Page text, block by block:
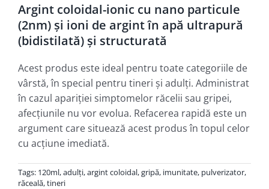
Argint coloidal-ionic cu nano particule
(2nm) şi ioni de argint în apă ultrapură
(bidistilată) şi structurată
Acest produs este ideal pentru toate categoriile de
vârstă, în special pentru tineri şi adulţi. Administrat
în cazul apariţiei simptomelor răcelii sau gripei,
afecţiunile nu vor evolua. Refacerea rapidă este un
argument care situează acest produs în topul celor
cu acţiune imediată.
Tags: 120ml,adulţi,argint coloidal,gripă, imunitate, pulverizator,
răceală,tineri